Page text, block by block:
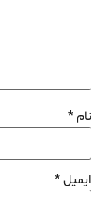
نام*
ایمیل*